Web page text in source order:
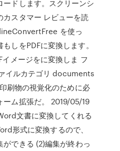
ードします。スクリーンシ
カスタマー レビューを読
を使っ
しをPDFに変換します。
メージをに変換しま フ
イルカテゴリ documents
刷物の視覚化のために必
ーム拡張だ。 2019/05/19
文書に変換してくれる
形式に変換するので、
できる (2)編集が終わっ